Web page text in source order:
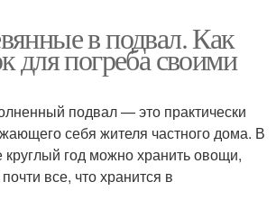
в подвал. Как
для погреба своими
подвал — это практически
себя жителя частного дома. В
год можно хранить овощи,
все, что хранится в